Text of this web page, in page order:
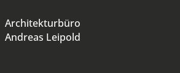
Architekturbüro
Andreas Leipold